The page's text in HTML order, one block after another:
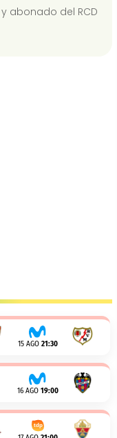
abonado del RCD
15 AGO 21:30
16 AGO 19:00